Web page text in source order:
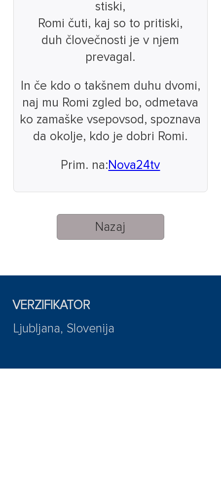
stiski,
Romi čuti, kaj so to pritiski,
duh človečnosti je v njem
prevagal.
In če kdo o takšnem duhu dvomi,
naj mu Romi zgled bo, odmetava
ko zamaške vsepovsod, spoznava
da okolje, kdo je dobri Romi.
Prim. na: Nova24tv
Nazaj
VERZIFIKATOR
Ljubljana, Slovenija